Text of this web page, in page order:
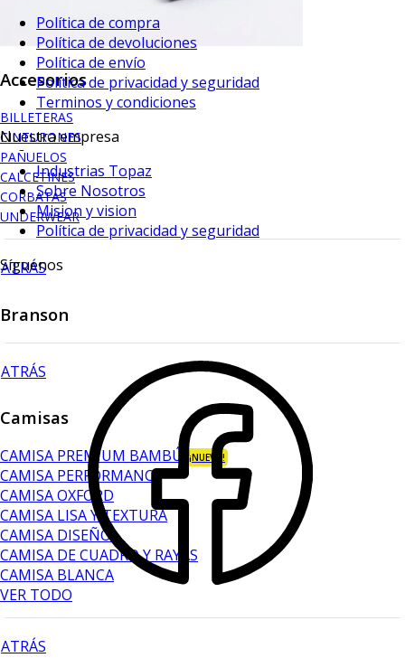
Accesorios
BILLETERAS
CINTURONES
PAÑUELOS
CALCETINES
CORBATAS
UNDERWEAR
ATRÁS
Branson
ATRÁS
Camisas
CAMISA PREMIUM BAMBÚ ¡NUEVO!
CAMISA PERFORMANCE
CAMISA OXFORD
CAMISA LISA Y TEXTURA
CAMISA DISEÑO
CAMISA DE CUADRO Y RAYAS
CAMISA BLANCA
VER TODO
ATRÁS
Política de compra
Política de devoluciones
Política de envío
Política de privacidad y seguridad
Terminos y condiciones
Nuestra empresa
Industrias Topaz
Sobre Nosotros
Mision y vision
Política de privacidad y seguridad
Síguenos